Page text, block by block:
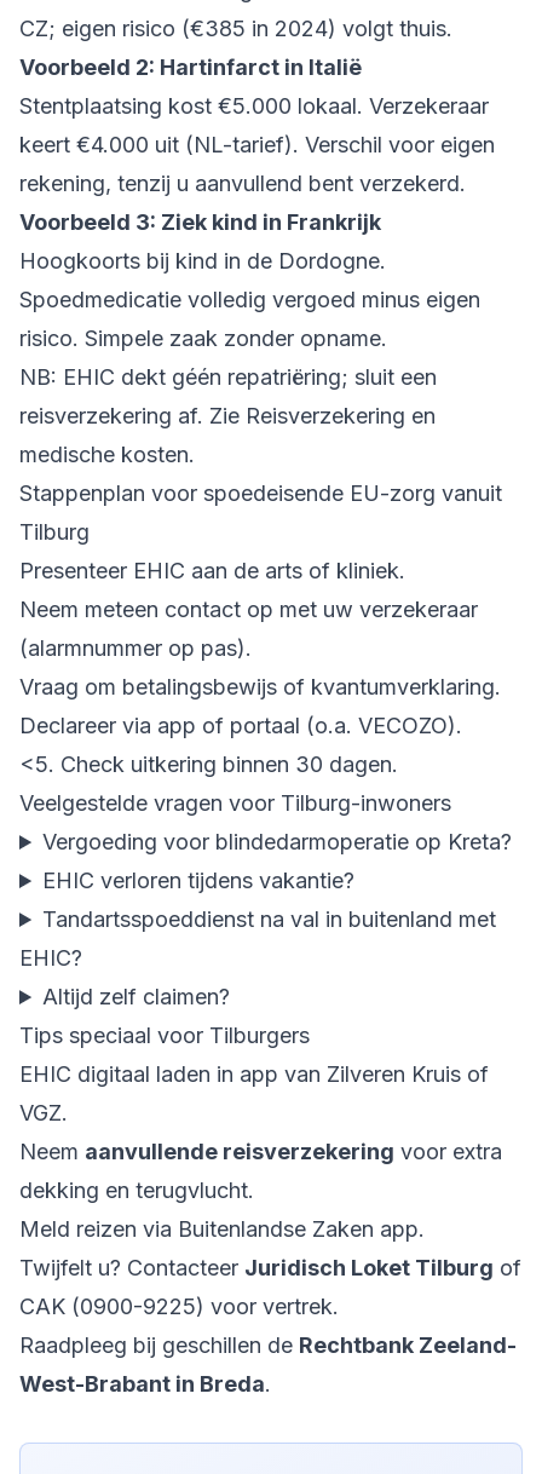
CZ; eigen risico (€385 in 2024) volgt thuis.
Voorbeeld 2: Hartinfarct in Italië
Stentplaatsing kost €5.000 lokaal. Verzekeraar
keert €4.000 uit (NL-tarief). Verschil voor eigen
rekening, tenzij u aanvullend bent verzekerd.
Voorbeeld 3: Ziek kind in Frankrijk
Hoogkoorts bij kind in de Dordogne.
Spoedmedicatie volledig vergoed minus eigen
risico. Simpele zaak zonder opname.
NB: EHIC dekt géén repatriëring; sluit een
reisverzekering af. Zie Reisverzekering en
medische kosten.
Stappenplan voor spoedeisende EU-zorg vanuit
Tilburg
Presenteer EHIC aan de arts of kliniek.
Neem meteen contact op met uw verzekeraar
(alarmnummer op pas).
Vraag om betalingsbewijs of kvantumverklaring.
Declareer via app of portaal (o.a. VECOZO).
<5. Check uitkering binnen 30 dagen.
Veelgestelde vragen voor Tilburg-inwoners
Vergoeding voor blindedarmoperatie op Kreta?
EHIC verloren tijdens vakantie?
Tandartsspoeddienst na val in buitenland met
EHIC?
Altijd zelf claimen?
Tips speciaal voor Tilburgers
EHIC digitaal laden in app van Zilveren Kruis of
VGZ.
Neem aanvullende reisverzekering voor extra
dekking en terugvlucht.
Meld reizen via Buitenlandse Zaken app.
Twijfelt u? Contacteer Juridisch Loket Tilburg of
CAK (0900-9225) voor vertrek.
Raadpleeg bij geschillen de Rechtbank Zeeland-
West-Brabant in Breda.